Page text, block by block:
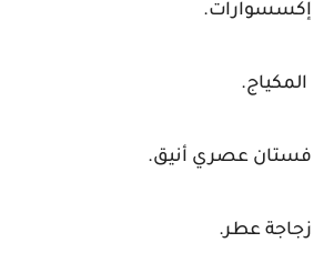
إكسسوارات.
المكياج.
فستان عصري أنيق.
زجاجة عطر.